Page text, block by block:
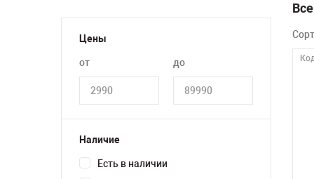
Цены
от до
Наличие
Есть в наличии